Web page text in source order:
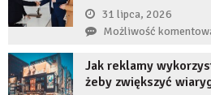
31 lipca, 2026
Możliwość
Jak reklamy
żeby zwiększyć